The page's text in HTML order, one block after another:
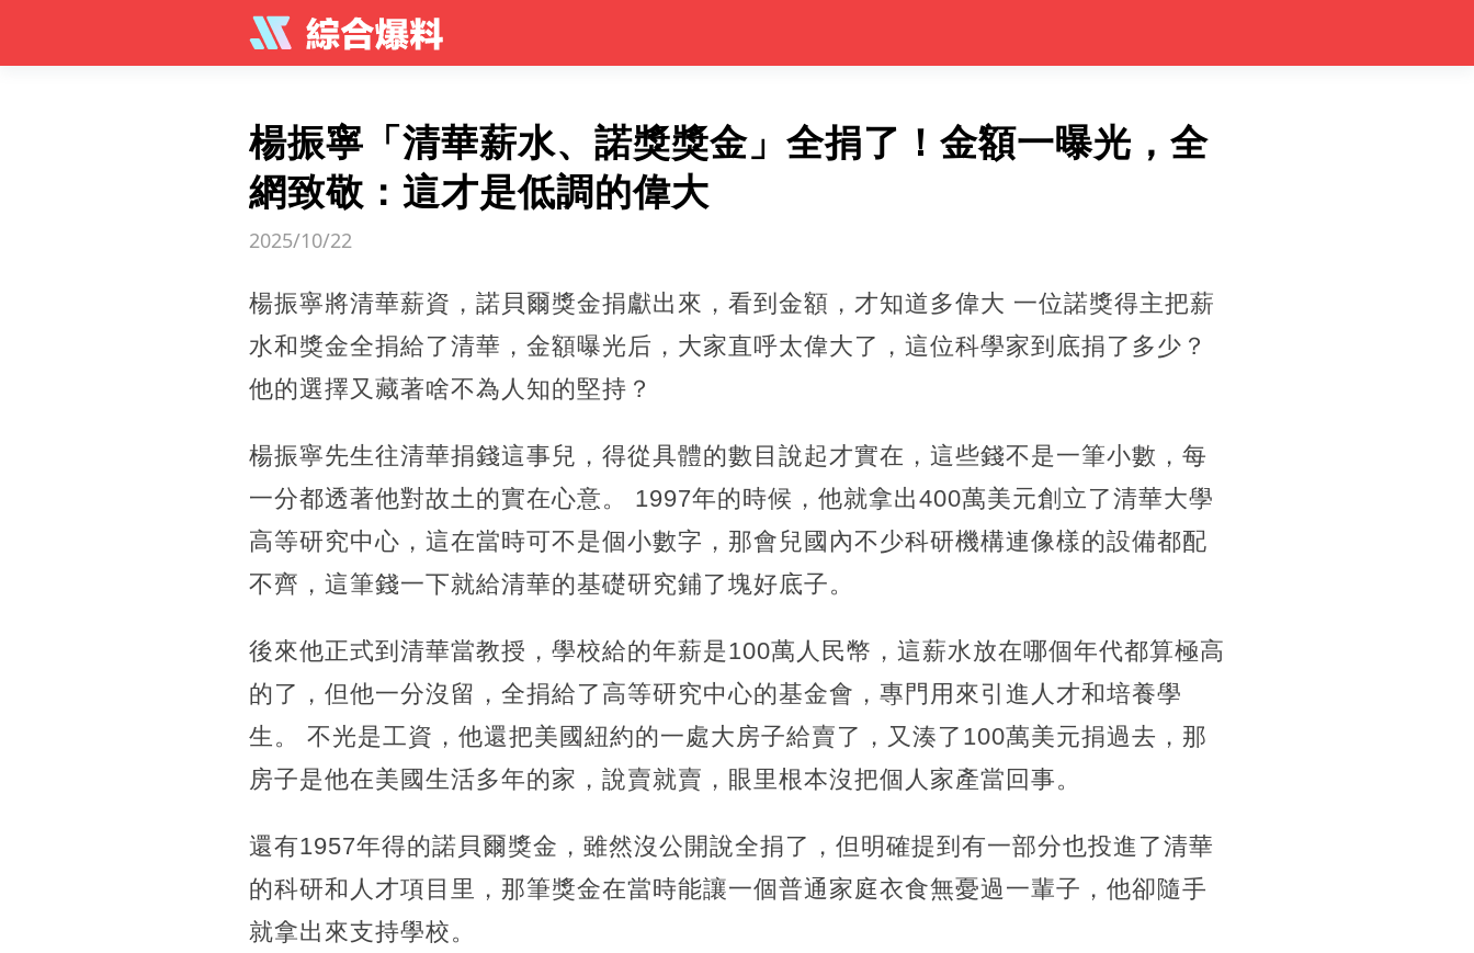
楊振寧「清華薪水、諾獎獎金」全捐了！金額一曝光，全
網致敬：這才是低調的偉大
2025/10/22
楊振寧將清華薪資，諾貝爾獎金捐獻出來，看到金額，才知道多偉大 一位諾獎得主把薪
水和獎金全捐給了清華，金額曝光后，大家直呼太偉大了，這位科學家到底捐了多少？
他的選擇又藏著啥不為人知的堅持？
楊振寧先生往清華捐錢這事兒，得從具體的數目說起才實在，這些錢不是一筆小數，每
一分都透著他對故土的實在心意。 1997年的時候，他就拿出400萬美元創立了清華大學
高等研究中心，這在當時可不是個小數字，那會兒國內不少科研機構連像樣的設備都配
不齊，這筆錢一下就給清華的基礎研究鋪了塊好底子。
後來他正式到清華當教授，學校給的年薪是100萬人民幣，這薪水放在哪個年代都算極高
的了，但他一分沒留，全捐給了高等研究中心的基金會，專門用來引進人才和培養學
生。 不光是工資，他還把美國紐約的一處大房子給賣了，又湊了100萬美元捐過去，那
房子是他在美國生活多年的家，說賣就賣，眼里根本沒把個人家產當回事。
還有1957年得的諾貝爾獎金，雖然沒公開說全捐了，但明確提到有一部分也投進了清華
的科研和人才項目里，那筆獎金在當時能讓一個普通家庭衣食無憂過一輩子，他卻隨手
就拿出來支持學校。